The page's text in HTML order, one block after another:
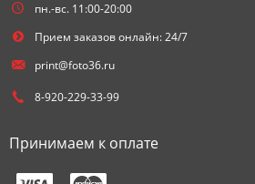
пн.-вс. 11:00-20:00
Прием заказов онлайн: 24/7
print@foto36.ru
8-920-229-33-99
Принимаем к оплате